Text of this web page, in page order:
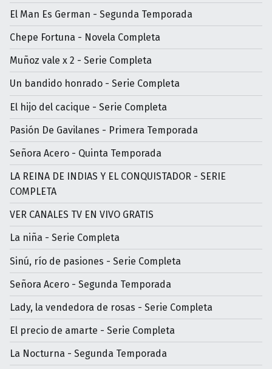
El Man Es German - Segunda Temporada
Chepe Fortuna - Novela Completa
Muñoz vale x 2 - Serie Completa
Un bandido honrado - Serie Completa
El hijo del cacique - Serie Completa
Pasión De Gavilanes - Primera Temporada
Señora Acero - Quinta Temporada
LA REINA DE INDIAS Y EL CONQUISTADOR - SERIE
COMPLETA
VER CANALES TV EN VIVO GRATIS
La niña - Serie Completa
Sinú, río de pasiones - Serie Completa
Señora Acero - Segunda Temporada
Lady, la vendedora de rosas - Serie Completa
El precio de amarte - Serie Completa
La Nocturna - Segunda Temporada